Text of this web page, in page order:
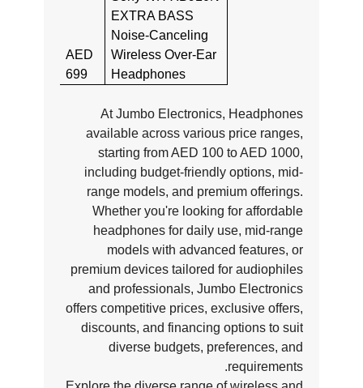
EXTRA BASS
Noise-Canceling
Wireless Over-Ear
Headphones
AED
699
At Jumbo Electronics, Headphones
available across various price ranges,
starting from AED 100 to AED 1000,
including budget-friendly options, mid-
range models, and premium offerings.
Whether you're looking for affordable
headphones for daily use, mid-range
models with advanced features, or
premium devices tailored for audiophiles
and professionals, Jumbo Electronics
offers competitive prices, exclusive offers,
discounts, and financing options to suit
diverse budgets, preferences, and
requirements.